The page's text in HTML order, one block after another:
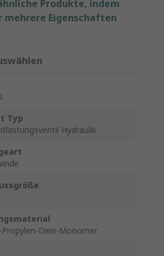
Produkte, indem
mehrere Eigenschaften
Typ
Hydraulik
Propylen-Dien-Monomer